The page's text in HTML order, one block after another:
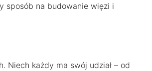
sposób na budowanie więzi i
Niech każdy ma swój udział – od